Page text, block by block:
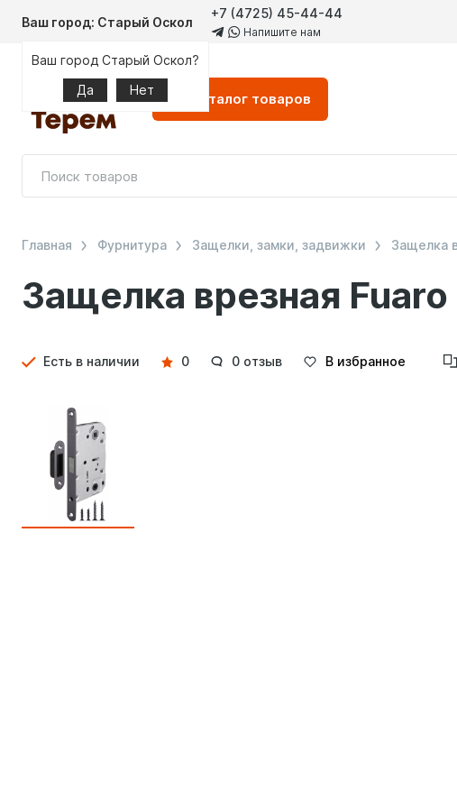
Ваш город: Старый Оскол
Ваш город Старый Оскол?
Да
Нет
+7 (4725) 45-44-44
Напишите нам
Каталог товаров
Защелка врезная
Главная Фурнитура Защелки, замки, задвижки Защелка
Детали
Есть в наличии 0 0 отзыв В избранное